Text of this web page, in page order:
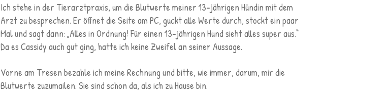
Ich stehe in der Tierarztpraxis, um die Blutwerte meiner 13-jährigen Hündin mit dem
Arzt zu besprechen. Er öffnet die Seite am PC, guckt alle Werte durch, stockt ein paar
Mal und sagt dann: „Alles in Ordnung! Für einen 13-jährigen Hund sieht alles super aus.“
Da es Cassidy auch gut ging, hatte ich keine Zweifel an seiner Aussage.
Vorne am Tresen bezahle ich meine Rechnung und bitte, wie immer, darum, mir die
Blutwerte zuzumailen. Sie sind schon da, als ich zu Hause bin.